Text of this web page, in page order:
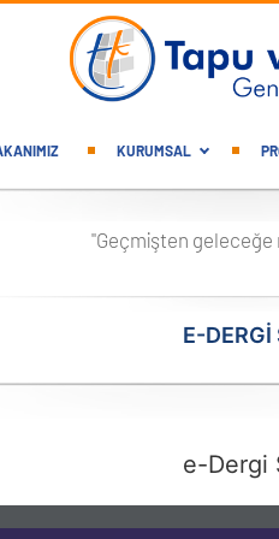
KURUMSAL
"Geçmişten
E-DERGI
e-Dergi